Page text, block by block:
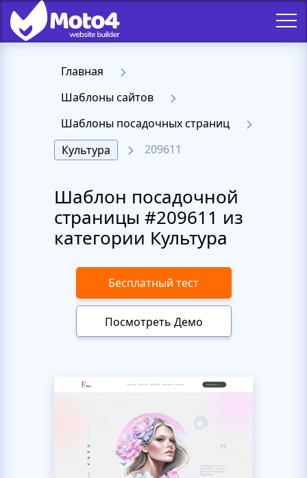
Главная
Шаблоны сайтов
Шаблоны посадочных страниц
Культура
209611
Шаблон посадочной
страницы #209611 из
категории Культура
Бесплатный тест
Посмотреть Демо